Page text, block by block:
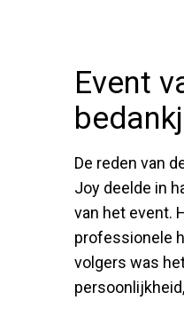
Event
De reden van
Joy deelde in
van het event.
professionele
volgers was